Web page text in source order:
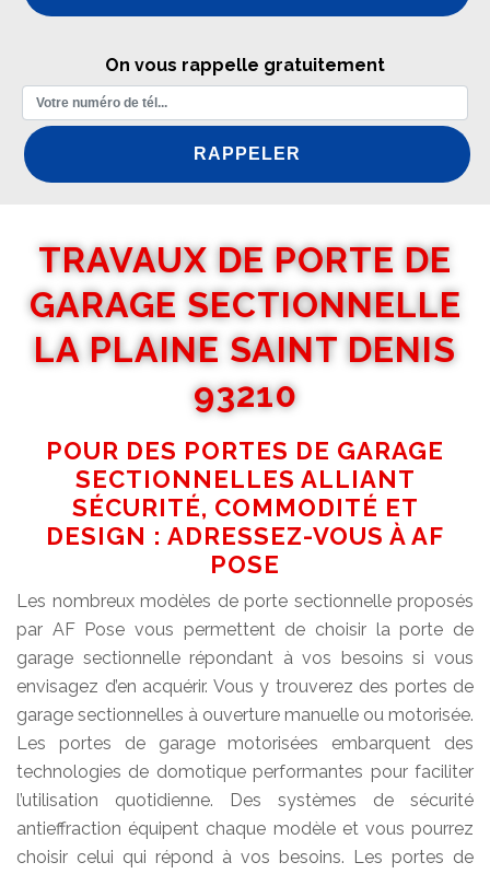
On vous rappelle gratuitement
TRAVAUX DE PORTE DE
GARAGE SECTIONNELLE
LA PLAINE SAINT DENIS
93210
POUR DES PORTES DE GARAGE
SECTIONNELLES ALLIANT
SÉCURITÉ, COMMODITÉ ET
DESIGN : ADRESSEZ-VOUS À AF
POSE
Les nombreux modèles de porte sectionnelle proposés
par AF Pose vous permettent de choisir la porte de
garage sectionnelle répondant à vos besoins si vous
envisagez d’en acquérir. Vous y trouverez des portes de
garage sectionnelles à ouverture manuelle ou motorisée.
Les portes de garage motorisées embarquent des
technologies de domotique performantes pour faciliter
l’utilisation quotidienne. Des systèmes de sécurité
antieffraction équipent chaque modèle et vous pourrez
choisir celui qui répond à vos besoins. Les portes de